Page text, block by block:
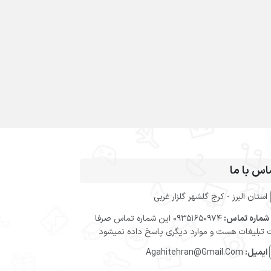
با ما
استان البرز - کرج گلشهر گلزار غربی
شماره تماس:
09351650974 این شماره تماس صرفا
هست و موارد دیگری پاسخ داده نمیشود
ایمیل: Agahitehran@Gmail.Com